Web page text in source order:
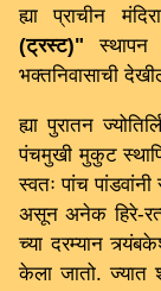
ह्या प्राचीन
(ट्रस्ट)"स्थापन
भक्तनिवासाची
ह्या पुरातन
पंचमुखी मुकुट
स्वतः पांच
असून अनेक हिरे-
च्या दरम्यान
केला जातो. ज्यात